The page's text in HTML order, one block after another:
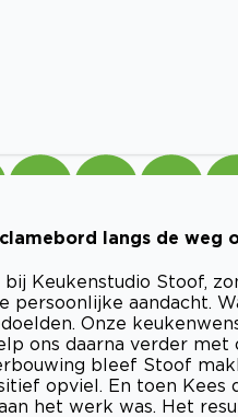
langs de weg
Keukenstudio Stoof,
persoonlijke aandacht.
Onze
ons daarna verder
bleef Stoof
opviel. En toen
het werk was. Het